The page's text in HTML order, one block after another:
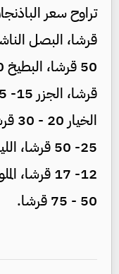
50 - 75 قرشا.